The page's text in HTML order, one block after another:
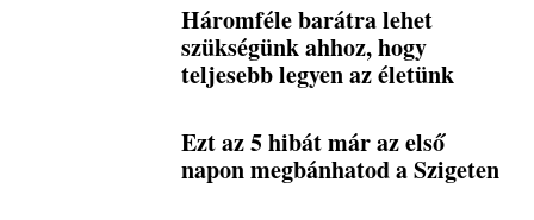
Háromféle barátra lehet
szükségünk ahhoz, hogy
teljesebb legyen az életünk
Ezt az 5 hibát már az első
napon megbánhatod a Szigeten